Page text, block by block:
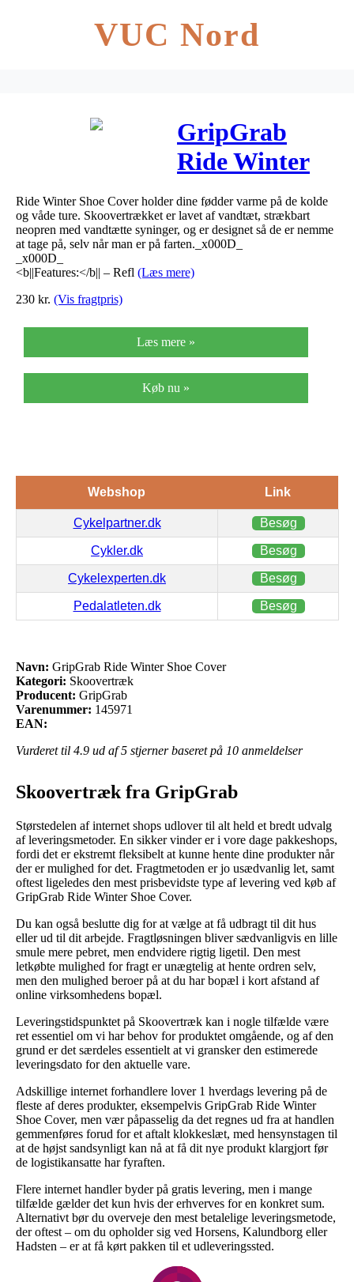
VUC Nord
GripGrab
Ride Winter
Shoe Cover
Ride Winter Shoe Cover holder dine fødder varme på de kolde
og våde ture. Skoovertrækket er lavet af vandtæt, strækbart
neopren med vandtætte syninger, og er designet så de er nemme
at tage på, selv når man er på farten._x000D_
_x000D_
<b||Features:</b|| – Refl (Læs mere)
230 kr. (Vis fragtpris)
Læs mere »
Køb nu »
Webshop Link
Cykelpartner.dk Besøg
Cykler.dk Besøg
Cykelexperten.dk Besøg
Pedalatleten.dk Besøg
Navn: GripGrab Ride Winter Shoe Cover
Kategori: Skoovertræk
Producent: GripGrab
Varenummer: 145971
EAN:
Vurderet til 4.9 ud af 5 stjerner baseret på 10 anmeldelser
Skoovertræk fra GripGrab
Størstedelen af internet shops udlover til alt held et bredt udvalg
af leveringsmetoder. En sikker vinder er i vore dage pakkeshops,
fordi det er ekstremt fleksibelt at kunne hente dine produkter når
der er mulighed for det. Fragtmetoden er jo usædvanlig let, samt
oftest ligeledes den mest prisbevidste type af levering ved køb af
GripGrab Ride Winter Shoe Cover.
Du kan også beslutte dig for at vælge at få udbragt til dit hus
eller ud til dit arbejde. Fragtløsningen bliver sædvanligvis en lille
smule mere pebret, men endvidere rigtig ligetil. Den mest
letkøbte mulighed for fragt er unægtelig at hente ordren selv,
men den mulighed beroer på at du har bopæl i kort afstand af
online virksomhedens bopæl.
Leveringstidspunktet på Skoovertræk kan i nogle tilfælde være
ret essentiel om vi har behov for produktet omgående, og af den
grund er det særdeles essentielt at vi gransker den estimerede
leveringsdato for den aktuelle vare.
Adskillige internet forhandlere lover 1 hverdags levering på de
fleste af deres produkter, eksempelvis GripGrab Ride Winter
Shoe Cover, men vær påpasselig da det regnes ud fra at handlen
gemmenføres forud for et aftalt klokkeslæt, med hensynstagen til
at de højst sandsynligt kan nå at få dit nye produkt klargjort før
de logistikansatte har fyraften.
Flere internet handler byder på gratis levering, men i mange
tilfælde gælder det kun hvis der erhverves for en konkret sum.
Alternativt bør du overveje den mest betalelige leveringsmetode,
der oftest – om du opholder sig ved Horsens, Kalundborg eller
Hadsten – er at få kørt pakken til et udleveringssted.